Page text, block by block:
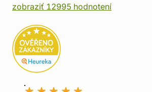
zobraziť 12995 hodnotení